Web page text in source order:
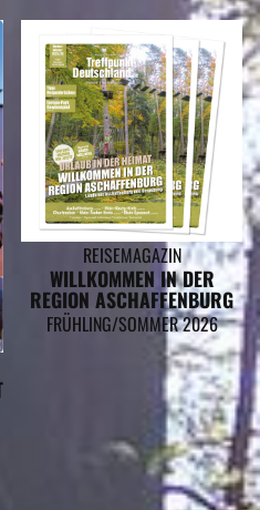
REISEMAGAZIN
WILLKOMMEN IN DER
REGION ASCHAFFENBURG
FRÜHLING/SOMMER 2026